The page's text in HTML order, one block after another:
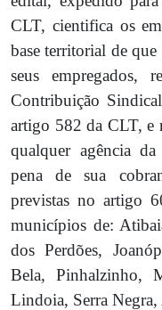
CLT, cientifica os
base territorial de que
seus empregados,
Contribuição
artigo 582 da CLT, e
qualquer agência
pena de sua
previstas no artigo
municípios de:
dos Perdões,
Bela, Pinhalzinho,
Lindoia, Serra Negra,